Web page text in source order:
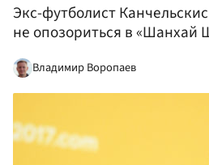
Экс-футболист
не опозориться в «Шанхай
Владимир Воропаев